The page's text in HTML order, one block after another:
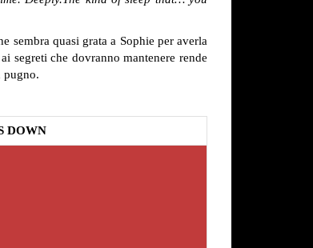
sembra quasi grata a Sophie per averla
segreti che dovranno mantenere rende
pugno.
DOWN